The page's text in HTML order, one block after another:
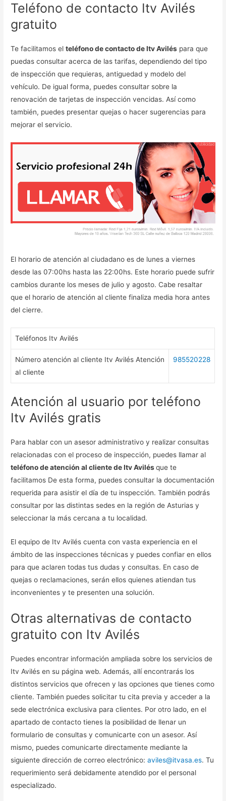
Teléfono de contacto Itv Avilés
gratuito
Te facilitamos elteléfono de contacto de Itv Avilés para que
puedas consultar acerca de las tarifas, dependiendo del tipo
de inspección que requieras, antiguedad y modelo del
vehículo. De igual forma, puedes consultar sobre la
renovación de tarjetas de inspección vencidas. Así como
también, puedes presentar quejas o hacer sugerencias para
mejorar el servicio.
El horario de atención al ciudadano es de lunes a viernes
desde las 07:00hs hasta las 22:00hs. Este horario puede sufrir
cambios durante los meses de julio y agosto. Cabe resaltar
que el horario de atención al cliente finaliza media hora antes
del cierre.
Teléfonos Itv Avilés
Número atención al cliente Itv Avilés Atención
al cliente
985520228
Atención al usuario por teléfono
Itv Avilés gratis
Para hablar con un asesor administrativo y realizar consultas
relacionadas con el proceso de inspección, puedes llamar al
teléfono de atención al cliente de Itv Avilésque te
facilitamos De esta forma, puedes consultar la documentación
requerida para asistir el día de tu inspección. También podrás
consultar por las distintas sedes en la región de Asturias y
seleccionar la más cercana a tu localidad.
El equipo de Itv Avilés cuenta con vasta experiencia en el
ámbito de las inspecciones técnicas y puedes confiar en ellos
para que aclaren todas tus dudas y consultas. En caso de
quejas o reclamaciones, serán ellos quienes atiendan tus
inconvenientes y te presenten una solución.
Otras alternativas de contacto
gratuito con Itv Avilés
Puedes encontrar información ampliada sobre los servicios de
Itv Avilés en su página web. Además, allí encontrarás los
distintos servicios que ofrecen y las opciones que tienes como
cliente. También puedes solicitar tu cita previa y acceder a la
sede electrónica exclusiva para clientes. Por otro lado, en el
apartado de contacto tienes la posibilidad de llenar un
formulario de consultas y comunicarte con un asesor. Así
mismo, puedes comunicarte directamente mediante la
siguiente dirección de correo electrónico:aviles@itvasa.es. Tu
requerimiento será debidamente atendido por el personal
especializado.